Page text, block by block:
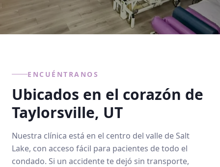
ENCUÉNTRANOS
Ubicados en el corazón de
Taylorsville, UT
Nuestra clínica está en el centro del valle de Salt
Lake, con acceso fácil para pacientes de todo el
condado. Si un accidente te dejó sin transporte,